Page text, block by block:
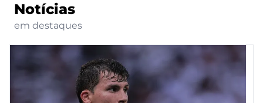
Notícias
em destaques